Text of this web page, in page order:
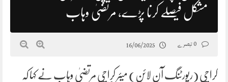
مشکل فیصلے کرنا پڑے، مرتضیٰ وہاب
16/06/2025
کراچی (رپورٹنگ آن لائن) میئر کراچی مرتضیٰ وہاب نے کہا کہ